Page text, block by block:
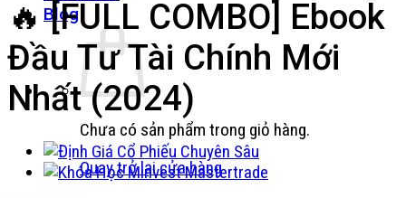
Blog
Chưa có sản phẩm trong giỏ hàng.
Quay trở lại cửa hàng
🔥 [FULL COMBO] Ebook
Đầu Tư Tài Chính Mới
Nhất (2024)